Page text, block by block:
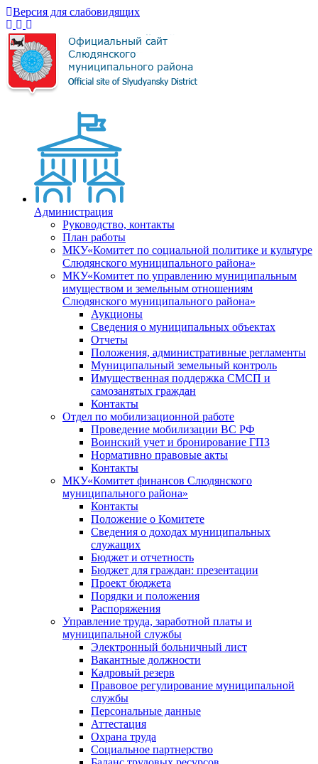
Версия для слабовидящих
Администрация
Руководство, контакты
План работы
МКУ«Комитет по социальной политике и культуре
Слюдянского муниципального района»
МКУ«Комитет по управлению муниципальным
имуществом и земельным отношениям
Слюдянского муниципального района»
Аукционы
Сведения о муниципальных объектах
Отчеты
Положения, административные регламенты
Муниципальный земельный контроль
Имущественная поддержка СМСП и
самозанятых граждан
Контакты
Отдел по мобилизационной работе
Проведение мобилизации ВС РФ
Воинский учет и бронирование ГПЗ
Нормативно правовые акты
Контакты
МКУ«Комитет финансов Слюдянского
муниципального района»
Контакты
Положение о Комитете
Сведения о доходах муниципальных
служащих
Бюджет и отчетность
Бюджет для граждан: презентации
Проект бюджета
Порядки и положения
Распоряжения
Управление труда, заработной платы и
муниципальной службы
Электронный больничный лист
Вакантные должности
Кадровый резерв
Правовое регулирование муниципальной
службы
Персональные данные
Аттестация
Охрана труда
Социальное партнерство